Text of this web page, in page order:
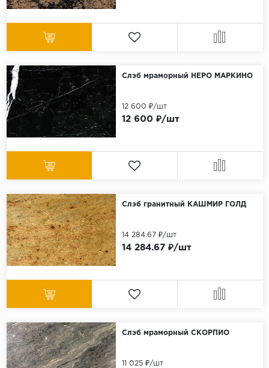
Слэб мраморный НЕРО МАРКИНО
12 600 ₽/шт
12 600 ₽/шт
Слэб гранитный КАШМИР ГОЛД
14 284.67 ₽/шт
14 284.67 ₽/шт
Слэб мраморный СКОРПИО
11 025 ₽/шт